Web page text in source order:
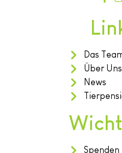
Das
Über Uns
News
Spenden